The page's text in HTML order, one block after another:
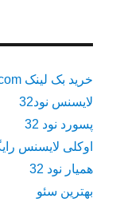
خرید بک لینک behtarinbacklink.com
لایسنس نود32
پسورد نود 32
اوکلی لایسنس
همیار نود 32
بهترین سئو